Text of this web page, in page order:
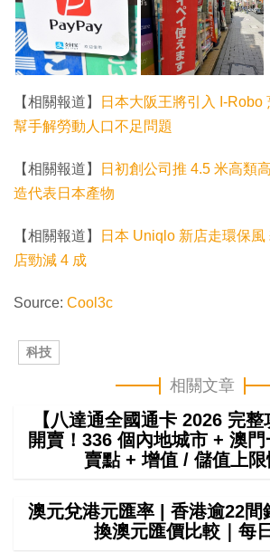
【相關報道】
日本大阪王將引入 I-Robo
幫手解勞動人口不足問題
【相關報道】
日初創公司推 4.5 米高類
造代表日本產物
【相關報道】
日本 Uniqlo 新店走環保
店勁減 4 成
Source: Cool3c
科技
相關文章
【八達通全國通卡 2026 完
開賣！336 個內地城市 + 澳
賣點 + 增值 / 儲值上
澳元兌港元匯率 | 香港逾22間
換澳元匯價比較｜每